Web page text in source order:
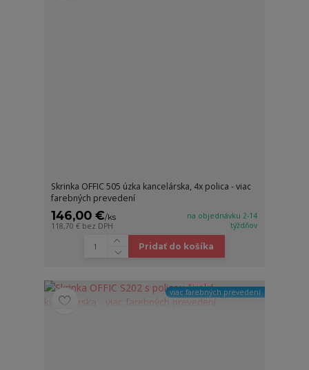
Skrinka OFFIC 505 úzka kancelárska, 4x polica - viac
farebných prevedení
146,00 €/ks
118,70 € bez DPH
na objednávku 2-14
týždňov
Pridať do košíka
viac farebných prevedení